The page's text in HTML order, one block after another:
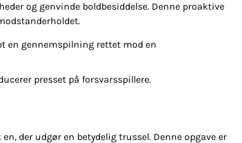
og genvinde boldbesiddelse. Denne proaktive
en gennemspilning rettet mod en
presset på forsvarsspillere.
der udgør en betydelig trussel. Denne opgave er